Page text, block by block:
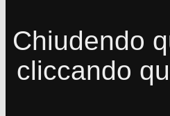
Chiudendo
cliccando